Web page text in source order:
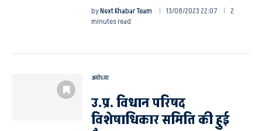
byNext Khabar Team 13/08/2023 22:07
2
minutes read
अयोध्या
उ.प्र. विधान परिषद
विशेषाधिकार समिति की हुई